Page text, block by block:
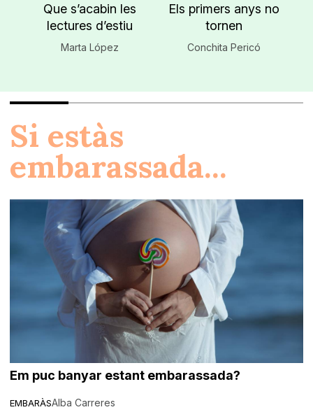
Que s’acabin les
lectures d’estiu
Marta López
Els primers anys no
tornen
Conchita Pericó
Si estàs
embarassada...
EMBARÀS
Em puc banyar estant embarassada?
Alba Carreres